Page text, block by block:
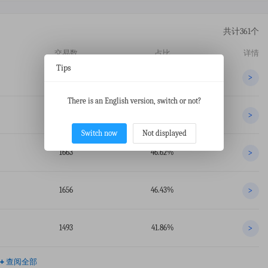
共计361个
交易数 占比 详情
>
>
1663 46.62% >
1656 46.43% >
1493 41.86% >
查阅全部
Tips
There is an English version, switch or not?
Switch now Not displayed